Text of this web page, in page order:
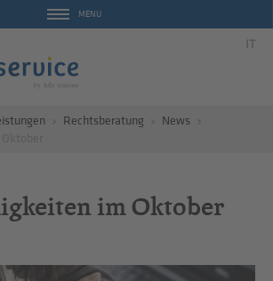
MENU
IT
Rechtsberatung
News
im Oktober